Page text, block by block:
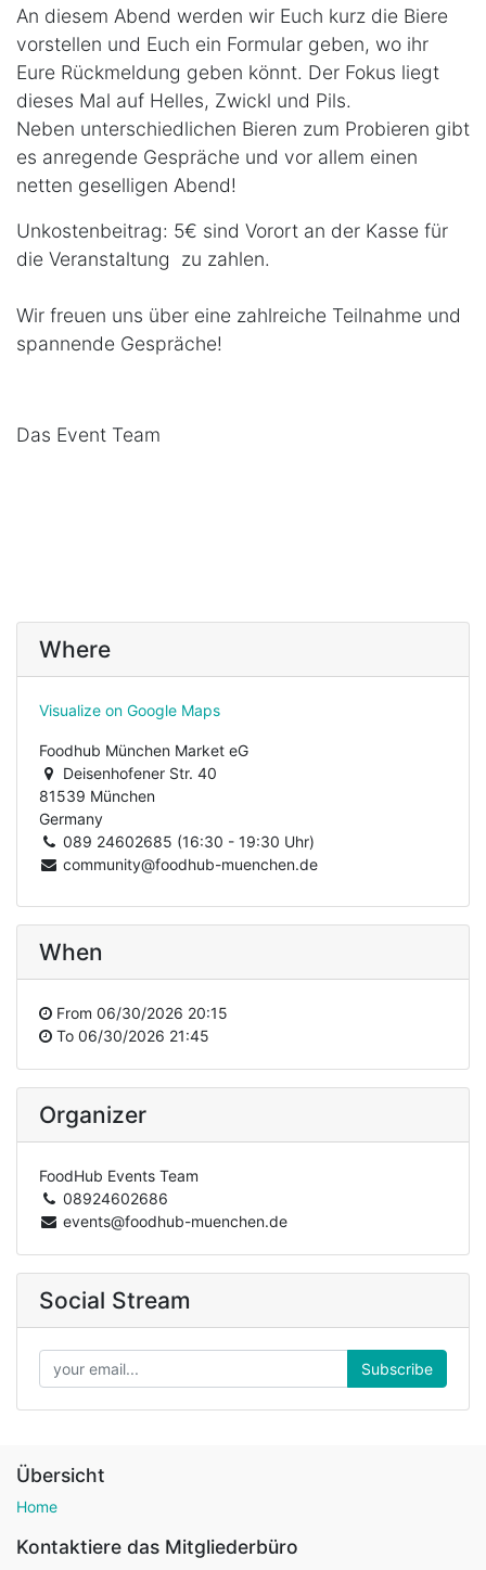
An diesem Abend werden wir Euch kurz die Biere
vorstellen und Euch ein Formular geben, wo ihr
Eure Rückmeldung geben könnt. Der Fokus liegt
dieses Mal auf Helles, Zwickl und Pils.
Neben unterschiedlichen Bieren zum Probieren gibt
es anregende Gespräche und vor allem einen
netten geselligen Abend!
Unkostenbeitrag: 5€ sind Vorort an der Kasse für
die Veranstaltung zu zahlen.
Wir freuen uns über eine zahlreiche Teilnahme und
spannende Gespräche!
Das Event Team
Where
Visualize on Google Maps
Foodhub München Market eG
Deisenhofener Str. 40
81539 München
Germany
089 24602685 (16:30 - 19:30 Uhr)
community@foodhub-muenchen.de
When
From 06/30/2026 20:15
To 06/30/2026 21:45
Organizer
FoodHub Events Team
08924602686
events@foodhub-muenchen.de
Social Stream
Subscribe
Übersicht
Home
Kontaktiere das Mitgliederbüro